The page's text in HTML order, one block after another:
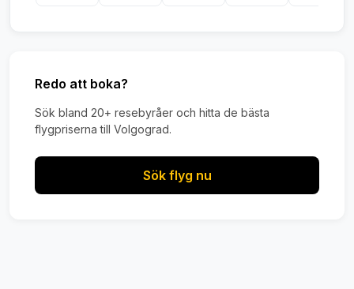
Redo att boka?
Sök bland 20+ resebyråer och hitta de bästa
flygpriserna till Volgograd.
Sök flyg nu